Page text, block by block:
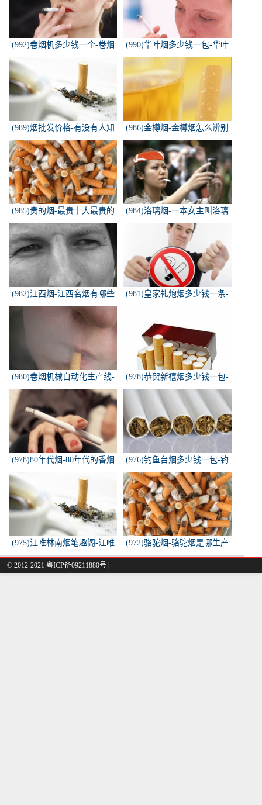
(992)卷烟机多少钱一个-卷烟
(990)华叶烟多少钱一包-华叶
烟价格多少钱一包
(989)烟批发价格-有没有人知
道，各种香烟批发价？
(986)金樽烟-金樽烟怎么辨别
真假
(985)贵的烟-最贵十大最贵的
香烟是什么
(984)洛璃烟-一本女主叫洛璃
烟的快穿小说，叫什么名字来
着？？？
(982)江西烟-江西名烟有哪些
(981)皇家礼炮烟多少钱一条-
(980)卷烟机械自动化生产线-
中国烟草机械集团
(978)恭贺新禧烟多少钱一包-
恭贺新禧香烟有细支的多少钱
一盒？
(978)80年代烟-80年代的香烟
(976)钓鱼台烟多少钱一包-钓
鱼台烟多少钱一包
(975)江唯林南烟笔趣阁-江唯
林南烟小说叫什么名字？
(972)骆驼烟-骆驼烟是哪生产
的
© 2012-2021 粤ICP备09211880号 |